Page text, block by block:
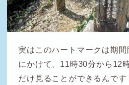
実はこのハートマークは期間
にかけて、11時30分から12
だけ見ることができるんです